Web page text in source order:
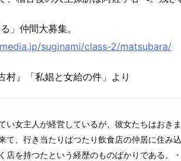
」仲間大募集。
suginami/class-2/matsubara/
村』「私娼と女給の件」より
い女主人が経営しているが、彼女たちはおき
て、行き当たりばつたり飲食店の仲居に住み
店を持つたという経歴のものばかりである。